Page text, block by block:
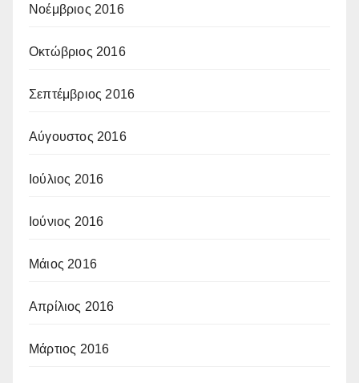
Νοέμβριος 2016
Οκτώβριος 2016
Σεπτέμβριος 2016
Αύγουστος 2016
Ιούλιος 2016
Ιούνιος 2016
Μάιος 2016
Απρίλιος 2016
Μάρτιος 2016